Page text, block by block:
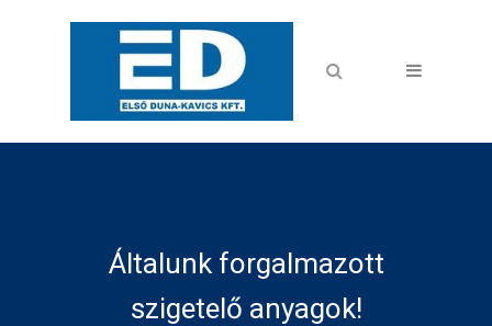
Általunk forgalmazott
szigetelő anyagok!